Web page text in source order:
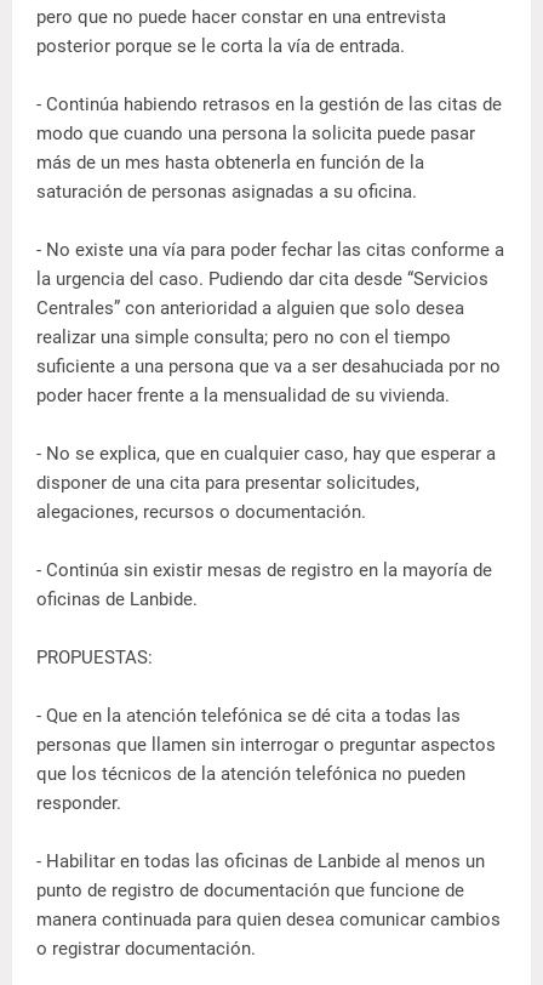
pero que no puede hacer constar en una entrevista
posterior porque se le corta la vía de entrada.
- Continúa habiendo retrasos en la gestión de las citas de
modo que cuando una persona la solicita puede pasar
más de un mes hasta obtenerla en función de la
saturación de personas asignadas a su oficina.
- No existe una vía para poder fechar las citas conforme a
la urgencia del caso. Pudiendo dar cita desde “Servicios
Centrales” con anterioridad a alguien que solo desea
realizar una simple consulta; pero no con el tiempo
suficiente a una persona que va a ser desahuciada por no
poder hacer frente a la mensualidad de su vivienda.
- No se explica, que en cualquier caso, hay que esperar a
disponer de una cita para presentar solicitudes,
alegaciones, recursos o documentación.
- Continúa sin existir mesas de registro en la mayoría de
oficinas de Lanbide.
PROPUESTAS:
- Que en la atención telefónica se dé cita a todas las
personas que llamen sin interrogar o preguntar aspectos
que los técnicos de la atención telefónica no pueden
responder.
- Habilitar en todas las oficinas de Lanbide al menos un
punto de registro de documentación que funcione de
manera continuada para quien desea comunicar cambios
o registrar documentación.